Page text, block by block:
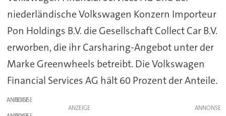
niederländische Volkswagen Konzern Importeur
Pon Holdings B.V. die Gesellschaft Collect Car B.V.
erworben, die ihr Carsharing-Angebot unter der
Marke Greenwheels betreibt. Die Volkswagen
Financial Services AG hält 60 Prozent der Anteile.
ANZEIGE
ANZEIGE